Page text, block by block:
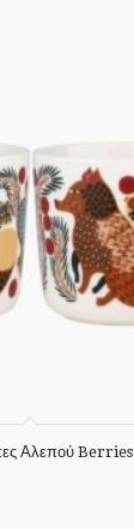
Αλεπού Berries